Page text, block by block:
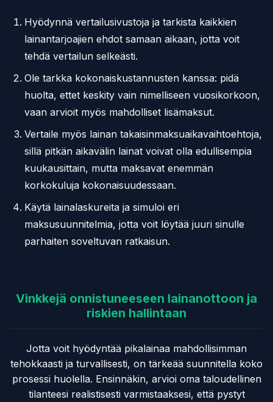
Hyödynnä vertailusivustoja ja tarkista kaikkien
lainantarjoajien ehdot samaan aikaan, jotta voit
tehdä vertailun selkeästi.
Ole tarkka kokonaiskustannusten kanssa: pidä
huolta, ettet keskity vain nimelliseen vuosikorkoon,
vaan arvioit myös mahdolliset lisämaksut.
Vertaile myös lainan takaisinmaksuaikavaihtoehtoja,
sillä pitkän aikavälin lainat voivat olla edullisempia
kuukausittain, mutta maksavat enemmän
korkokuluja kokonaisuudessaan.
Käytä lainalaskureita ja simuloi eri
maksusuunnitelmia, jotta voit löytää juuri sinulle
parhaiten soveltuvan ratkaisun.
Vinkkejä onnistuneeseen lainanottoon ja
riskien hallintaan
Jotta voit hyödyntää pikalainaa mahdollisimman
tehokkaasti ja turvallisesti, on tärkeää suunnitella koko
prosessi huolella. Ensinnäkin, arvioi oma taloudellinen
tilanteesi realistisesti varmistaaksesi, että pystyt